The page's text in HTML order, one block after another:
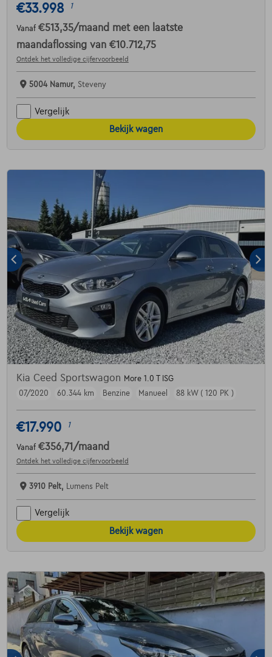
€33.998 1
Vanaf €513,35/maand met een laatste
maandaflossing van €10.712,75
Ontdek het volledige cijfervoorbeeld
5004 Namur, Steveny
Vergelijk
Bekijk wagen
Kia Ceed Sportswagon More 1.0 T ISG
07/2020
60.344 km Benzine Manueel 88 kW ( 120 PK )
€17.990 1
Vanaf €356,71 /maand
Ontdek het volledige cijfervoorbeeld
3910 Pelt, Lumens Pelt
Vergelijk
Bekijk wagen